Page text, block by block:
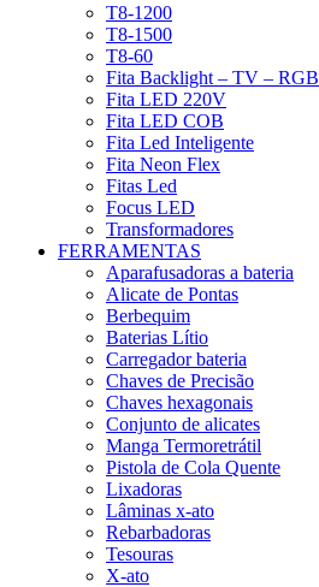
T8-1200
T8-1500
T8-60
Fita Backlight – TV – RGB
Fita LED 220V
Fita LED COB
Fita Led Inteligente
Fita Neon Flex
Fitas Led
Focus LED
Transformadores
FERRAMENTAS
Aparafusadoras a bateria
Alicate de Pontas
Berbequim
Baterias Lítio
Carregador bateria
Chaves de Precisão
Chaves hexagonais
Conjunto de alicates
Manga Termoretrátil
Pistola de Cola Quente
Lixadoras
Lâminas x-ato
Rebarbadoras
Tesouras
X-ato